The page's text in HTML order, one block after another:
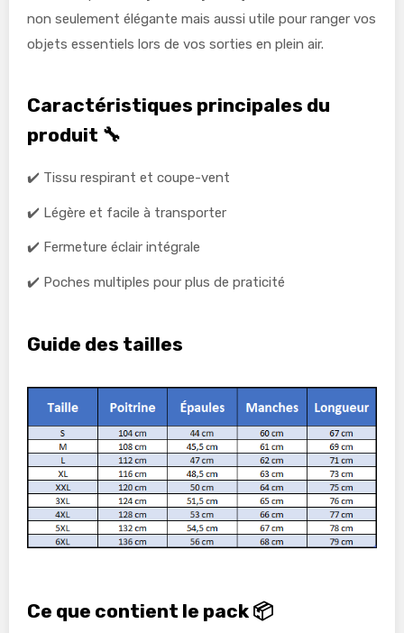
non seulement élégante mais aussi utile pour ranger vos
objets essentiels lors de vos sorties en plein air.
Caractéristiques principales du
produit 🔧
✔️ Tissu respirant et coupe-vent
✔️ Légère et facile à transporter
✔️ Fermeture éclair intégrale
✔️ Poches multiples pour plus de praticité
Guide des tailles
Ce que contient le pack 📦